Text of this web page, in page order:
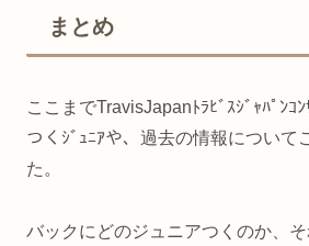
まとめ
ここまでTravisJapanﾄﾗﾋﾞｽｼﾞｬﾊﾟﾝｺ
つくｼﾞｭﾆｱや、過去の情報について
た。
バックにどのジュニアつくのか、